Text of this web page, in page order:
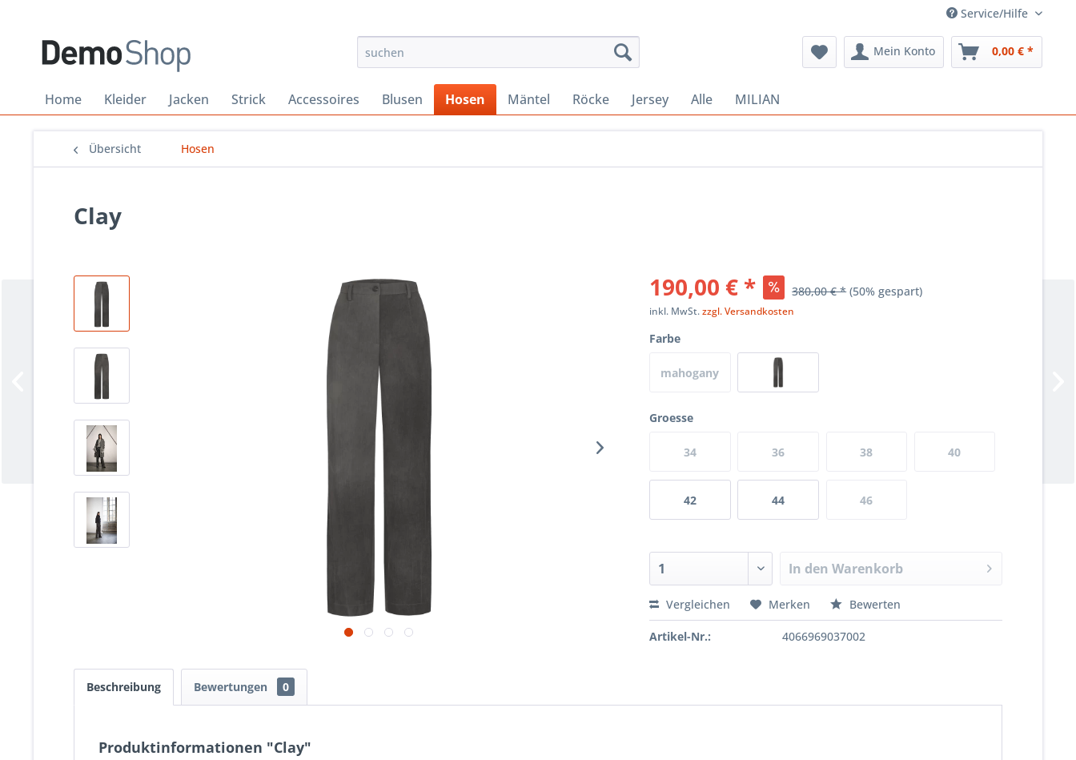
Service/Hilfe
Mein Konto 0,00 € *
Home Kleider Jacken Strick Accessoires Blusen Hosen Mäntel Röcke Jersey Alle MILIAN
Übersicht Hosen
Clay
190,00 € * 380,00 € * (50% gespart)
inkl. MwSt.zzgl. Versandkosten
Farbe
mahogany
Groesse
34 36 38 40
42 44 46
In den Warenkorb
Vergleichen Merken Bewerten
Artikel-Nr.: 4066969037002
Beschreibung Bewertungen 0
Produktinformationen "Clay"